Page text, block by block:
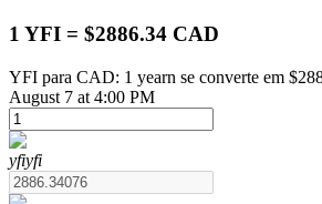
Futuros de USDT
1 YFI = $2886.34 CAD
YFI para CAD: 1 yearn se converte em
August 7 at 4:00 PM
yfiyfi